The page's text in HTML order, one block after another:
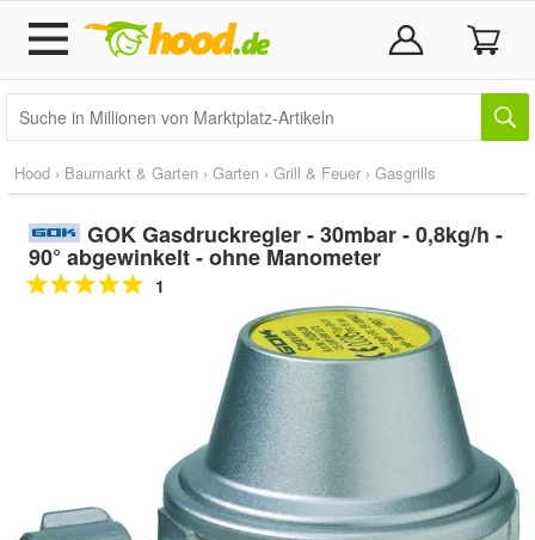
Hood › Baumarkt & Garten › Garten › Grill & Feuer › Gasgrills
GOK Gasdruckregler - 30mbar - 0,8kg/h -
90° abgewinkelt - ohne Manometer
1